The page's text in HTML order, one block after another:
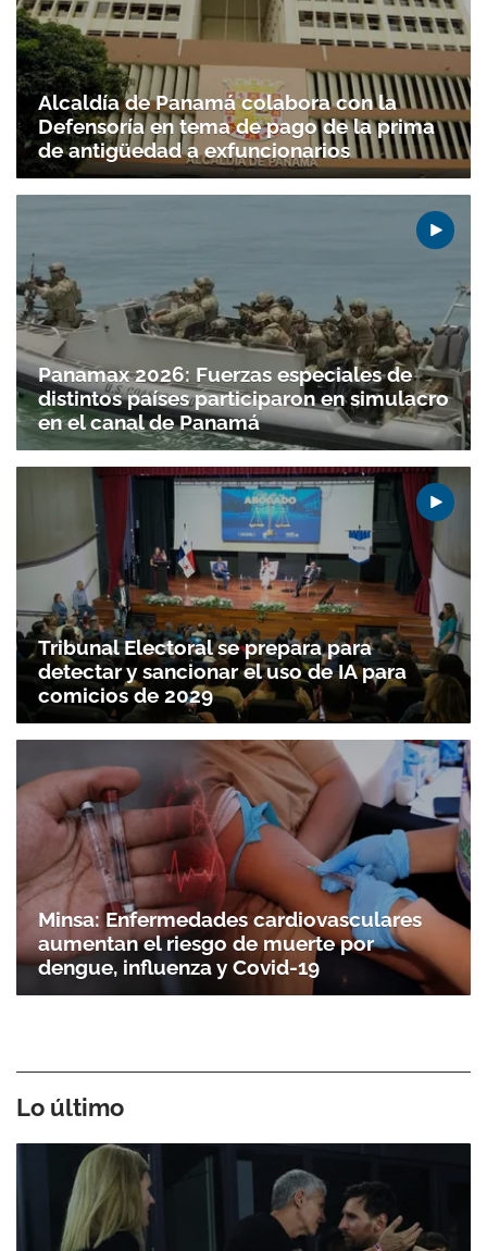
Alcaldía de Panamá colabora con la
Defensoría en tema de pago de la prima
de antigüedad a exfuncionarios
Panamax 2026: Fuerzas especiales de
distintos países participaron en simulacro
en el canal de Panamá
Tribunal Electoral se prepara para
detectar y sancionar el uso de IA para
comicios de 2029
Minsa: Enfermedades cardiovasculares
aumentan el riesgo de muerte por
dengue, influenza y Covid-19
Lo último